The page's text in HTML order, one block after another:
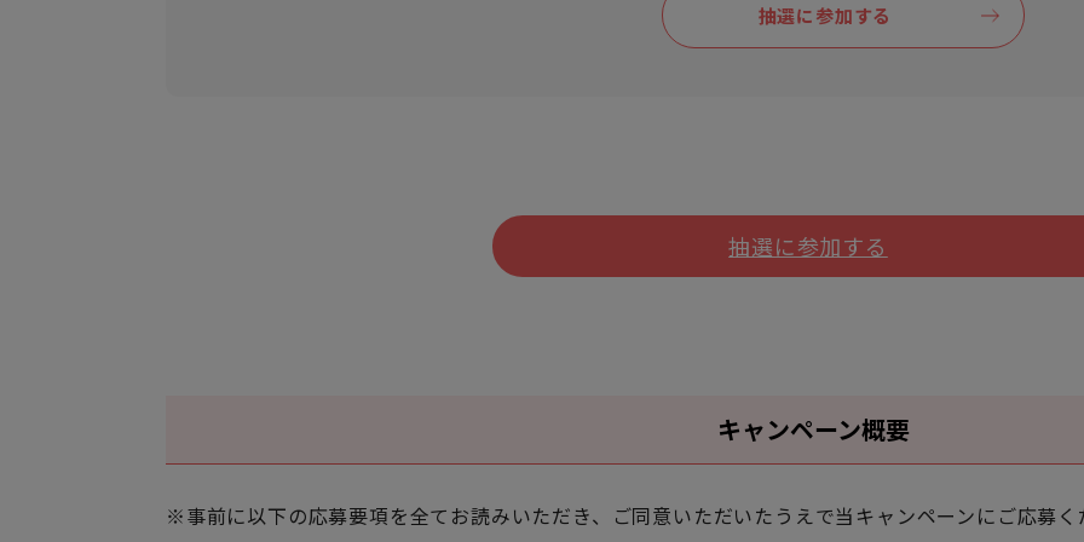
抽選に参加する
抽選に参加する
キャンペーン概要
※事前に以下の応募要項を全てお読みいただき、ご同意いただいたうえで当キャンペーンにご応募